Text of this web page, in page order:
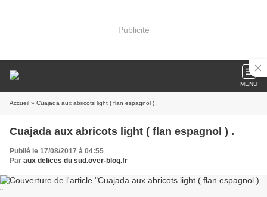
Publicité
MENU
Accueil » Cuajada aux abricots light ( flan espagnol ) .
Cuajada aux abricots light ( flan espagnol ) .
Publié le 17/08/2017 à 04:55
Par aux delices du sud.over-blog.fr